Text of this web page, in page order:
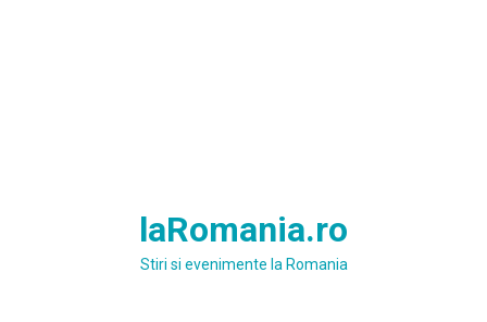
laRomania.ro
Stiri si evenimente la Romania